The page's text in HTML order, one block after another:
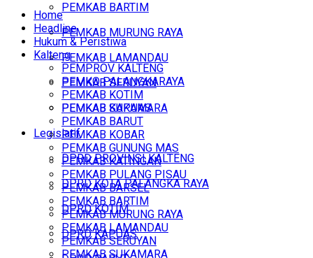
PEMKAB BARTIM
PEMKAB MURUNG RAYA
PEMKAB LAMANDAU
PEMKAB SERUYAN
PEMKAB SUKAMARA
Legislatif
DPRD PROVINSI KALTENG
DPRD KOTA PALANGKA RAYA
DPRD KOTIM
DPRD KAPUAS
Home
Headline
Hukum & Peristiwa
Kalteng
PEMPROV KALTENG
PEMKO PALANGKARAYA
PEMKAB KOTIM
PEMKAB KAPUAS
PEMKAB BARUT
PEMKAB KOBAR
PEMKAB GUNUNG MAS
PEMKAB KATINGAN
PEMKAB PULANG PISAU
PEMKAB BARSEL
PEMKAB BARTIM
PEMKAB MURUNG RAYA
PEMKAB LAMANDAU
PEMKAB SERUYAN
PEMKAB SUKAMARA